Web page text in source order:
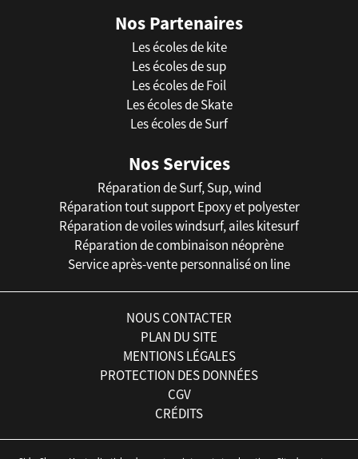
Nos Partenaires
Les écoles de kite
Les écoles de sup
Les écoles de Foil
Les écoles de Skate
Les écoles de Surf
Nos Services
Réparation de Surf, Sup, wind
Réparation tout support Epoxy et polyester
Réparation de voiles windsurf, ailes kitesurf
Réparation de combinaison néoprène
Service après-vente personnalisé on line
NOUS CONTACTER
PLAN DU SITE
MENTIONS LÉGALES
PROTECTION DES DONNÉES
CGV
CRÉDITS